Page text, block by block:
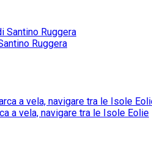
Ruggera
a vela, navigare tra le Isole Eolie